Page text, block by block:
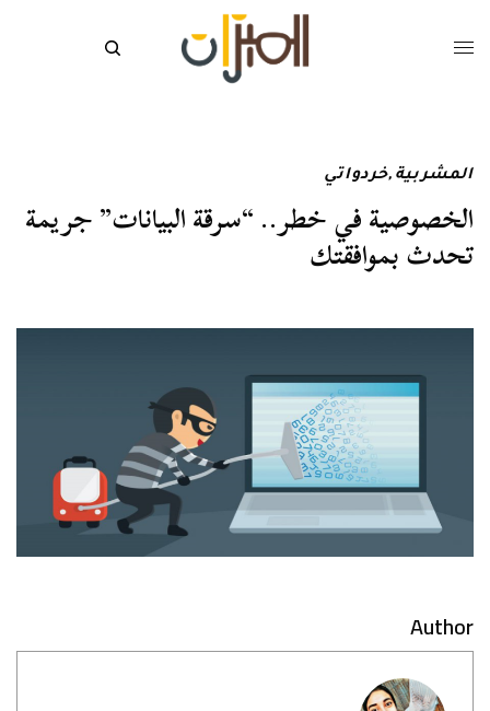
المشربية ,خردواتي
الخصوصية في خطر.. “سرقة البيانات” جريمة
تحدث بموافقتك
Author